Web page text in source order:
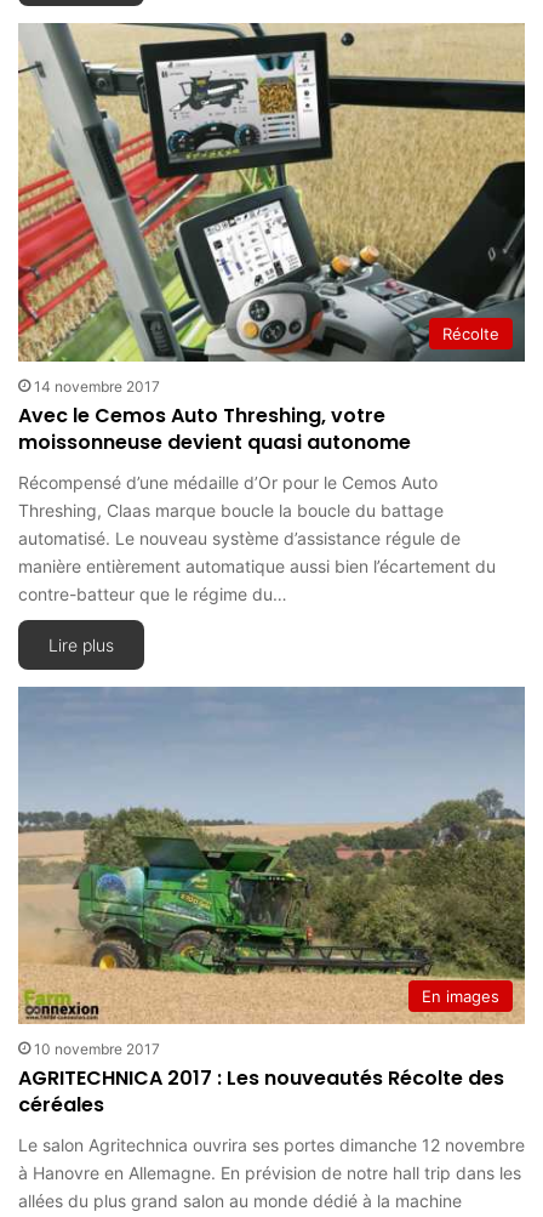
Récolte
14 novembre 2017
Avec le Cemos Auto Threshing, votre
moissonneuse devient quasi autonome
Récompensé d’une médaille d’Or pour le Cemos Auto
Threshing, Claas marque boucle la boucle du battage
automatisé. Le nouveau système d’assistance régule de
manière entièrement automatique aussi bien l’écartement du
contre-batteur que le régime du…
Lire plus
En images
10 novembre 2017
AGRITECHNICA 2017 : Les nouveautés Récolte des
céréales
Le salon Agritechnica ouvrira ses portes dimanche 12 novembre
à Hanovre en Allemagne. En prévision de notre hall trip dans les
allées du plus grand salon au monde dédié à la machine